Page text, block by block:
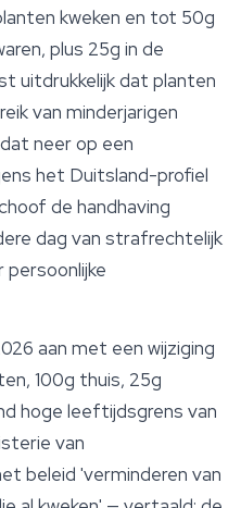
kweken en tot 50g
plus 25g in de
uitdrukkelijk dat planten
van minderjarigen
neer op een
het Duitsland-profiel
de handhaving
dag van strafrechtelijk
aan met een wijziging
100g thuis, 25g
hoge leeftijdsgrens van
van
beleid 'verminderen van